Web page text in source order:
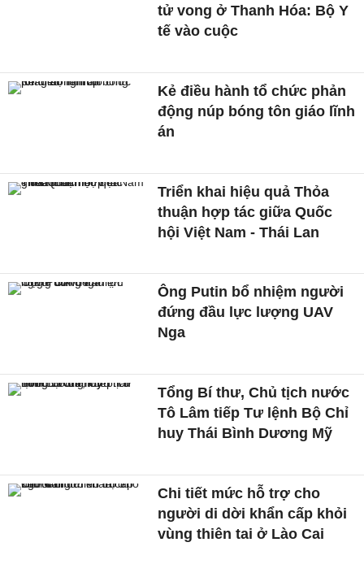
tử vong ở Thanh Hóa: Bộ Y
tế vào cuộc
Kẻ điều hành tổ chức phản
động núp bóng tôn giáo lĩnh
án
Triển khai hiệu quả Thỏa
thuận hợp tác giữa Quốc
hội Việt Nam - Thái Lan
Ông Putin bổ nhiệm người
đứng đầu lực lượng UAV
Nga
Tổng Bí thư, Chủ tịch nước
Tô Lâm tiếp Tư lệnh Bộ Chỉ
huy Thái Bình Dương Mỹ
Chi tiết mức hỗ trợ cho
người di dời khẩn cấp khỏi
vùng thiên tai ở Lào Cai